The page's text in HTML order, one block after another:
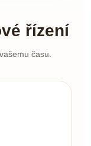
řízení
času.